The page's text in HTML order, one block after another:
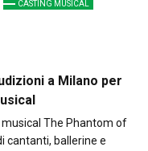
CASTING MUSICAL
a Milano per
musical The Phantom of
cantanti, ballerine e